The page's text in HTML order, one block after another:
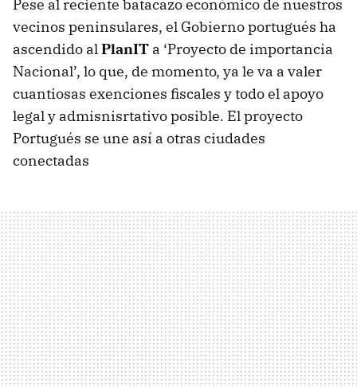
Pese al reciente batacazo económico de nuestros
vecinos peninsulares, el Gobierno portugués ha
ascendido alPlanIT a ‘Proyecto de importancia
Nacional’, lo que, de momento, ya le va a valer
cuantiosas exenciones fiscales y todo el apoyo
legal y admisnisrtativo posible. El proyecto
Portugués se une así a otras ciudades
conectadas